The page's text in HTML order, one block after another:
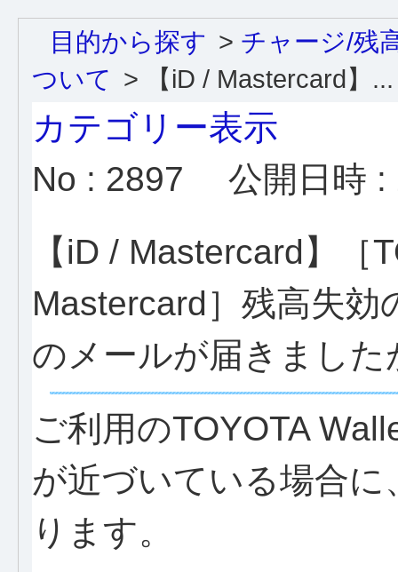
目的から探す > チャージ/残
ついて > 【iD / Mastercard】...
カテゴリー表示
No : 2897
公開日時
【iD / Mastercard】［
Mastercard］残高失
のメールが届きまし
ご利用のTOYOTA
が近づいている場合
ります。